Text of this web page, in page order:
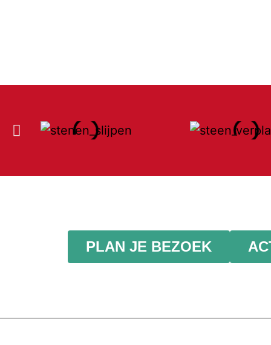
PLAN JE BEZOEK